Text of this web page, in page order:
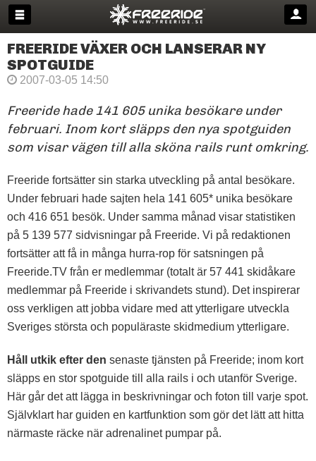
FREERIDE VÄXER OCH LANSERAR NY
SPOTGUIDE
2007-03-05 14:50
Freeride hade 141 605 unika besökare under
februari. Inom kort släpps den nya spotguiden
som visar vägen till alla sköna rails runt omkring.
Freeride fortsätter sin starka utveckling på antal besökare.
Under februari hade sajten hela 141 605* unika besökare
och 416 651 besök. Under samma månad visar statistiken
på 5 139 577 sidvisningar på Freeride. Vi på redaktionen
fortsätter att få in många hurra-rop för satsningen på
Freeride.TV från er medlemmar (totalt är 57 441 skidåkare
medlemmar på Freeride i skrivandets stund). Det inspirerar
oss verkligen att jobba vidare med att ytterligare utveckla
Sveriges största och populäraste skidmedium ytterligare.
Håll utkik efter den senaste tjänsten på Freeride; inom kort
släpps en stor spotguide till alla rails i och utanför Sverige.
Här går det att lägga in beskrivningar och foton till varje spot.
Självklart har guiden en kartfunktion som gör det lätt att hitta
närmaste räcke när adrenalinet pumpar på.